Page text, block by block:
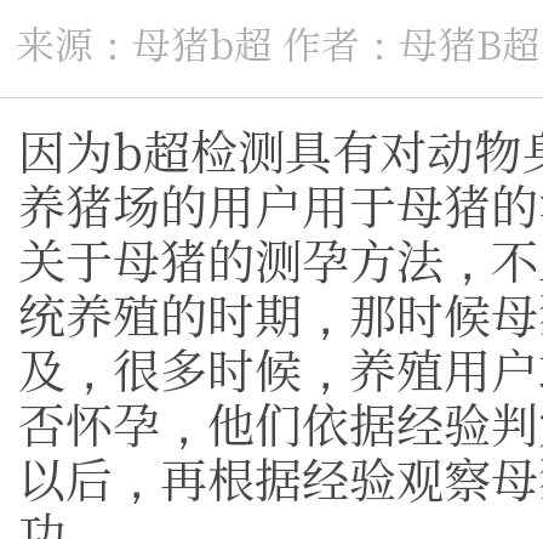
来源：母猪b超 作者：母猪B
因为b超检测具有对动
养猪场的用户用于母猪
关于母猪的测孕方法，
统养殖的时期，那时候
及，很多时候，养殖用
否怀孕，他们依据经验
以后，再根据经验观察